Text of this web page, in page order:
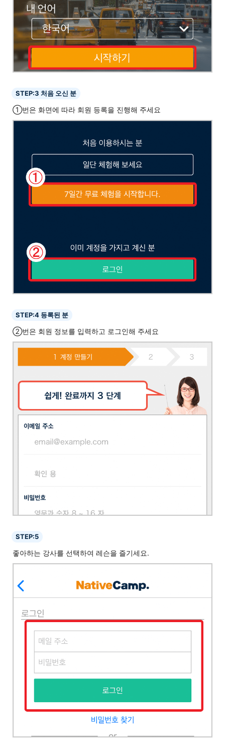
STEP:3 처음 오신 분
①번은 화면에 따라 회원 등록을 진행해 주세요
STEP:4 등록된 분
②번은 회원 정보를 입력하고 로그인해 주세요
STEP:5
좋아하는 강사를 선택하여 레슨을 즐기세요.